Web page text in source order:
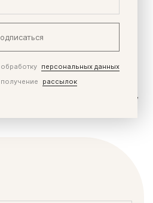
Москва, ул.Орджоникидзе,
персональных данных
рассылок